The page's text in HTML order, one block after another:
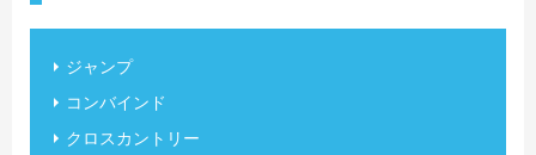
ジャンプ
コンバインド
クロスカントリー